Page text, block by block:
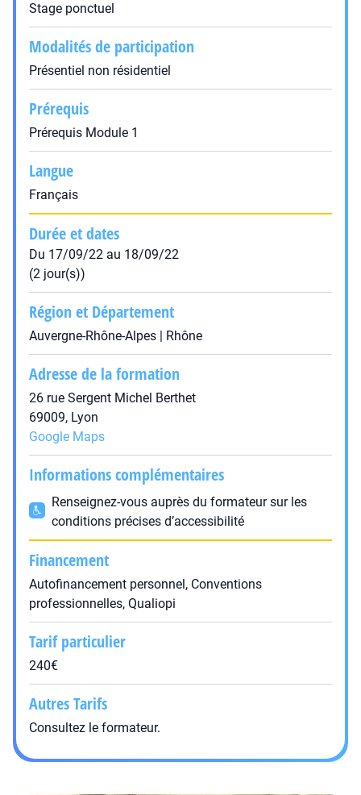
Stage ponctuel
Modalités de participation
Présentiel non résidentiel
Prérequis
Prérequis Module 1
Langue
Français
Durée et dates
Du 17/09/22 au 18/09/22
(2 jour(s))
Région et Département
Auvergne-Rhône-Alpes | Rhône
Adresse de la formation
26 rue Sergent Michel Berthet
69009, Lyon
Google Maps
Informations complémentaires
Renseignez-vous auprès du formateur sur les
conditions précises d’accessibilité
Financement
Autofinancement personnel, Conventions
professionnelles, Qualiopi
Tarif particulier
240€
Autres Tarifs
Consultez le formateur.